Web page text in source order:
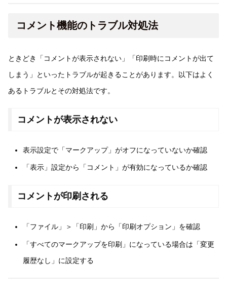
コメント機能のトラブル対処法
ときどき「コメントが表示されない」「印刷時にコメントが出て
しまう」といったトラブルが起きることがあります。以下はよく
あるトラブルとその対処法です。
コメントが表示されない
表示設定で「マークアップ」がオフになっていないか確認
「表示」設定から「コメント」が有効になっているか確認
コメントが印刷される
「ファイル」＞「印刷」から「印刷オプション」を確認
「すべてのマークアップを印刷」になっている場合は「変更
履歴なし」に設定する